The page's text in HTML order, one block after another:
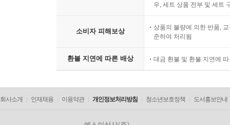
우, 세트 상품 전부 및 세트
소비자 피해보상
상품의 불량에 의한 반품,
준하여 처리됨
환불 지연에 따른 배상 대금 환불 및 환불 지연에
회사소개 인재채용 이용약관 개인정보처리방침 청소년보호정책 도서홍보안내